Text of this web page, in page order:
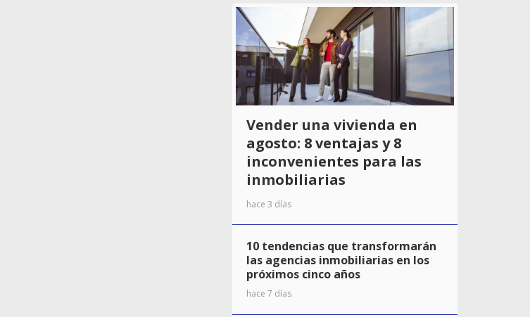
Vender una vivienda en
agosto: 8 ventajas y 8
inconvenientes para las
inmobiliarias
hace 3 días
10 tendencias que transformarán
las agencias inmobiliarias en los
próximos cinco años
hace 7 días